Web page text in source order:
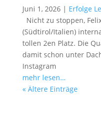
Juni 1, 2026| Erfolge
Nicht zu stoppen,
(Südtirol/Italien)
tollen 2en Platz. Die
damit schon unter
Instagram
mehr lesen…
« Ältere Einträge